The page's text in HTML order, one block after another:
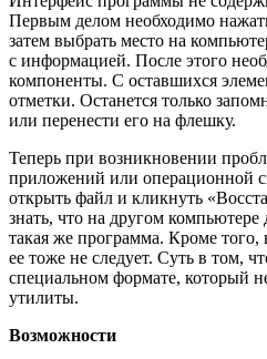
Первым делом необходимо
затем выбрать место на
с информацией. После этого
компоненты. С оставшихся
отметки. Останется только
или перенести его на флешку.
Теперь при возникновении
приложений или операционной
открыть файл и кликнуть
знать, что на другом
такая же программа. Кроме того,
ее тоже не следует. Суть в том,
специальном формате, который
утилиты.
Возможности